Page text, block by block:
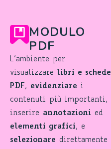
MODULO
PDF
L’ambiente per
visualizzare libri e schede
PDF , evidenziare i
contenuti più importanti,
inserire annotazioni ed
elementi grafici, e
selezionare direttamente